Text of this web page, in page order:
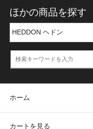
ほかの商品を探す
ホーム
カートを見る